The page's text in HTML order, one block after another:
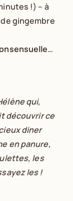
!) – à
gingembre
…
qui,
découvrir ce
diner
en panure,
les
les !